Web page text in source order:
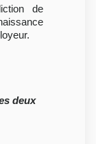
de
deux